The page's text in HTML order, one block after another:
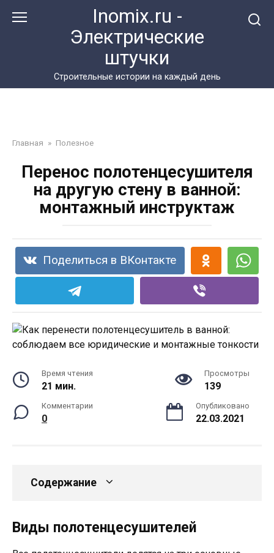
Inomix.ru -
Электрические
штучки
Cтроительные истории на каждый день
Главная » Полезное
Перенос полотенцесушителя
на другую стену в ванной:
монтажный инструктаж
Поделиться в ВКонтакте
Время чтения
21 мин.
Просмотры
139
Комментарии
0
Опубликовано
22.03.2021
Содержание
Виды полотенцесушителей